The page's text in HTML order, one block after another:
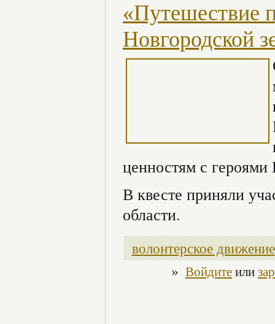
«Путешествие
Новгородской
ценностям с героями
В квесте приняли
области.
волонтерское движение
» Войдитеили